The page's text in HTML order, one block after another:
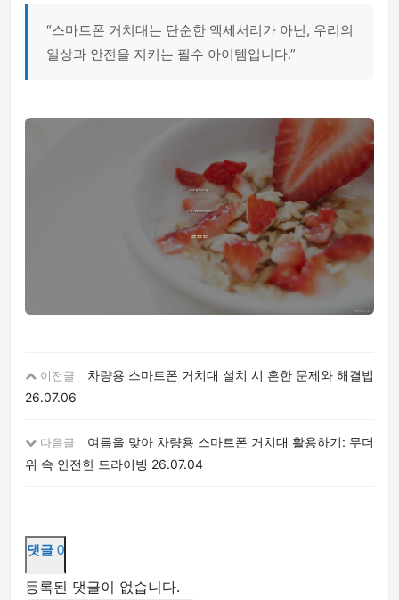
“스마트폰 거치대는 단순한 액세서리가 아닌, 우리의
일상과 안전을 지키는 필수 아이템입니다.”
이전글
차량용 스마트폰 거치대 설치 시 흔한 문제와 해결법
26.07.06
다음글
여름을 맞아 차량용 스마트폰 거치대 활용하기: 무더
위 속 안전한 드라이빙 26.07.04
댓글 0
등록된 댓글이 없습니다.